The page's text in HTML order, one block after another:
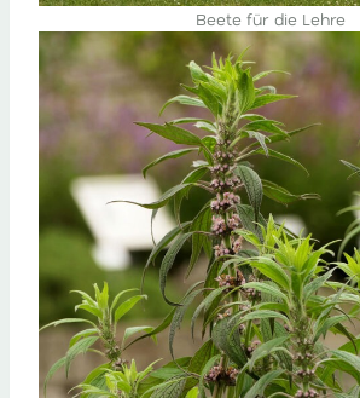
Beete für die Lehre